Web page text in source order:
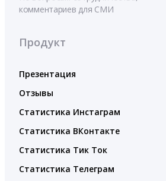
комментариев для СМИ
Продукт
Презентация
Отзывы
Статистика Инстаграм
Статистика ВКонтакте
Статистика Тик Ток
Статистика Телеграм